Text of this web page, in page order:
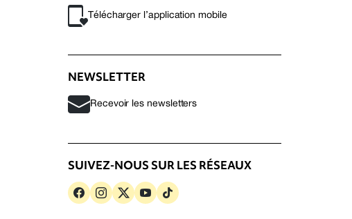
Télécharger l’application mobile
NEWSLETTER
Recevoir les newsletters
SUIVEZ-NOUS SUR LES RÉSEAUX